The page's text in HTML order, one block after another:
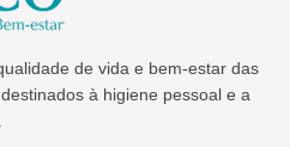
de vida e bem-estar das
à higiene pessoal e a